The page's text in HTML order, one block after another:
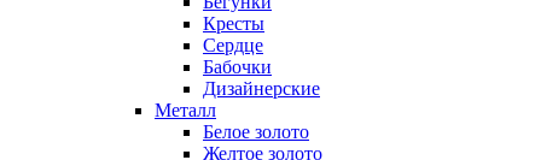
Кресты
Сердце
Бабочки
Дизайнерские
Металл
Белое золото
Желтое золото